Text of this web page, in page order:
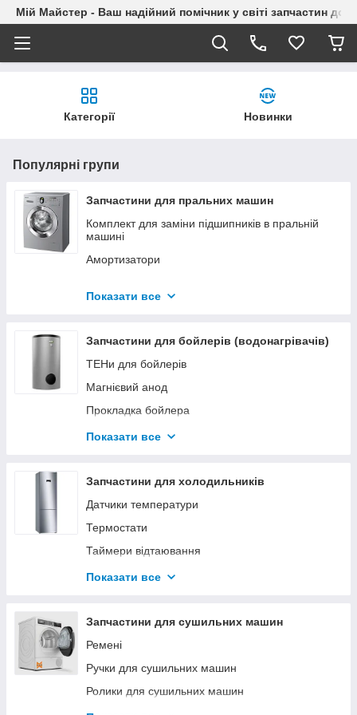
Мій Майстер - Ваш надійний помічник у світі запчастин до
Категорії Новинки
Популярні групи
Запчастини для пральних машин
Комплект для заміни підшипників в пральній
машині
Амортизатори
Супорта
Датчики (пресостати (датчики рівня води),
датчики обертів (тахо), термістори (датчики
Фільтр насоса, корпус насоса.
Ремені
Вугільні щітки
Завіса, петля люка
Патрубки
Ребра (активатори) барабана
Зливні Шланги, заливні
Конденсатори, мережеві фільтри
Показати все
Запчастини для бойлерів (водонагрівачів)
ТЕНи для бойлерів
Магнієвий анод
Прокладка бойлера
Клапан бойлера
Фланці
Мережеві кабелі, лампи індикації та інше для
Показати все
Запчастини для холодильників
Датчики температури
Термостати
Таймери відтаювання
Пускові Реле
Припої
Осушувач фільтри
Лампочки
Ущільнювачі до дверцят
Показати все
Запчастини для сушильних машин
Ремені
Ручки для сушильних машин
Ролики для сушильних машин